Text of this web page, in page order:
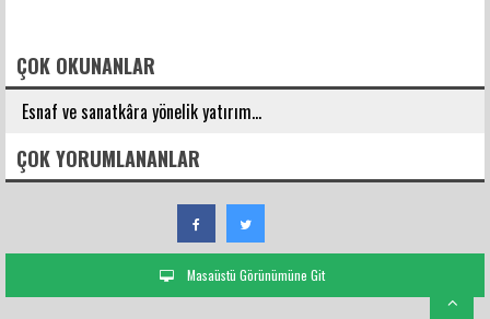
ÇOK OKUNANLAR
Esnaf ve sanatkâra yönelik yatırım...
ÇOK YORUMLANANLAR
Masaüstü Görünümüne Git